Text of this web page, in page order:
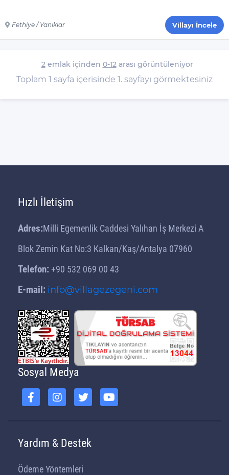
Fethiye / Yanıklar Villayı İncele
2emlak içinden 0-12arası görüntüleniyor
Toplam 1 sayfa içerisinde 1. sayfayı görmektesiniz
Hızlı İletişim
Adres:Milli Egemenlik Caddesi Yalıhan İş Merkezi A
Blok Zemin Kat No:3 Kalkan/Kaş/Antalya 07960
Telefon: +90 532 069 00 43
E-mail: info@villagezegeni.com
Sosyal Medya
Yardım & Destek
Ödeme Yöntemleri